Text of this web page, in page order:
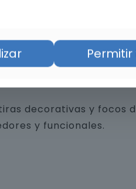
desde revestimientos
y grifería
decorativas y focos
y funcionales.